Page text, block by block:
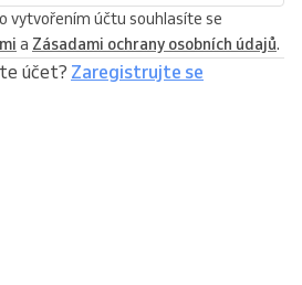
vytvořením účtu souhlasíte se
a Zásadami ochrany osobních údajů.
účet? Zaregistrujte se